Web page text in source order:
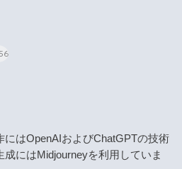
はOpenAIおよびChatGPTの技術
にはMidjourneyを利用していま